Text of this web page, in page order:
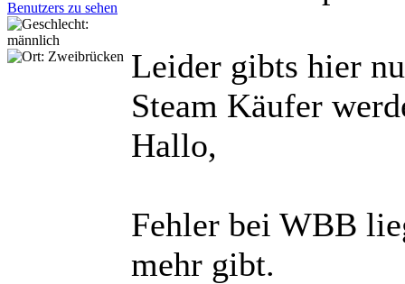
Leider gibts hier
Steam Käufer
Hallo,
Fehler bei WBB
mehr gibt.